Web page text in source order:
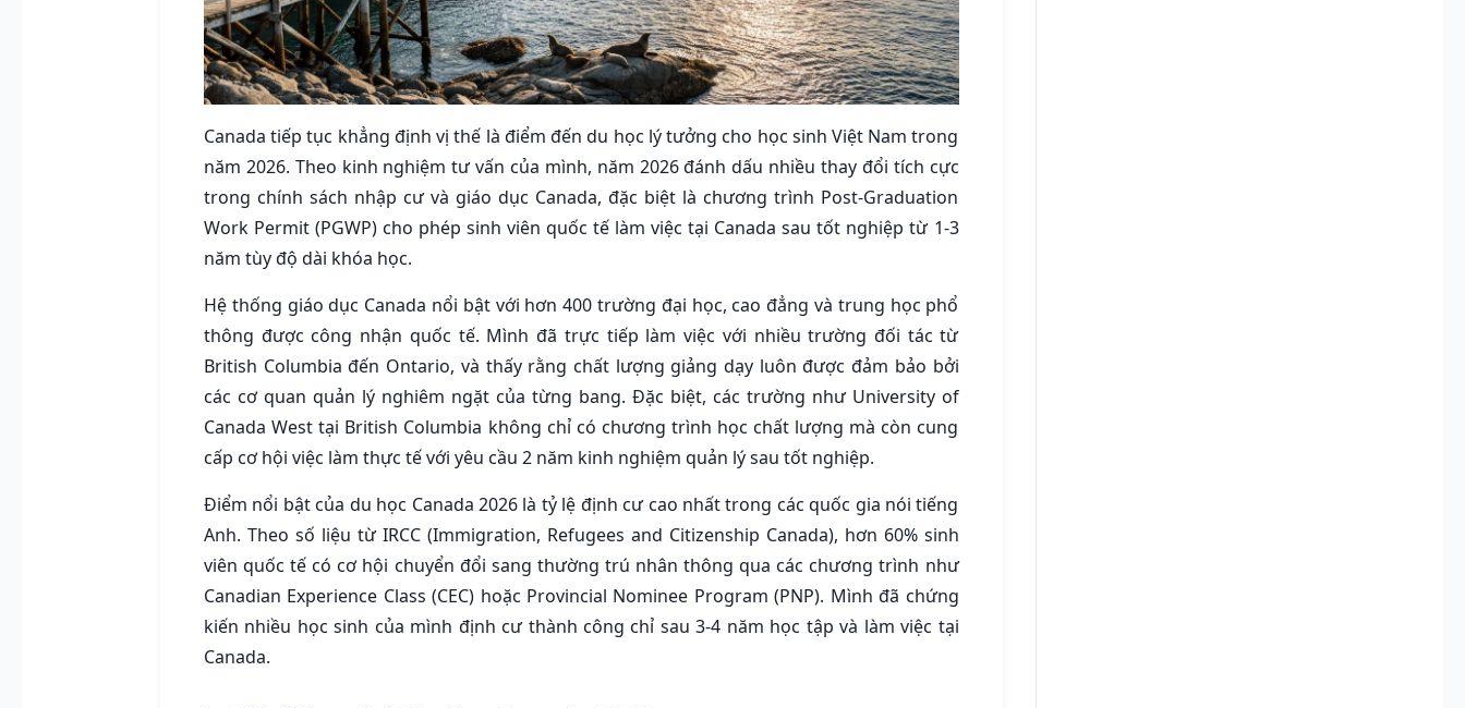
Canada tiếp tục khẳng định vị thế là điểm đến du học lý tưởng cho học sinh Việt Nam trong
năm 2026. Theo kinh nghiệm tư vấn của mình, năm 2026 đánh dấu nhiều thay đổi tích cực
trong chính sách nhập cư và giáo dục Canada, đặc biệt là chương trình Post-Graduation
Work Permit (PGWP) cho phép sinh viên quốc tế làm việc tại Canada sau tốt nghiệp từ 1-3
năm tùy độ dài khóa học.
Hệ thống giáo dục Canada nổi bật với hơn 400 trường đại học, cao đẳng và trung học phổ
thông được công nhận quốc tế. Mình đã trực tiếp làm việc với nhiều trường đối tác từ
British Columbia đến Ontario, và thấy rằng chất lượng giảng dạy luôn được đảm bảo bởi
các cơ quan quản lý nghiêm ngặt của từng bang. Đặc biệt, các trường như University of
Canada West tại British Columbia không chỉ có chương trình học chất lượng mà còn cung
cấp cơ hội việc làm thực tế với yêu cầu 2 năm kinh nghiệm quản lý sau tốt nghiệp.
Điểm nổi bật của du học Canada 2026 là tỷ lệ định cư cao nhất trong các quốc gia nói tiếng
Anh. Theo số liệu từ IRCC (Immigration, Refugees and Citizenship Canada), hơn 60% sinh
viên quốc tế có cơ hội chuyển đổi sang thường trú nhân thông qua các chương trình như
Canadian Experience Class (CEC) hoặc Provincial Nominee Program (PNP). Mình đã chứng
kiến nhiều học sinh của mình định cư thành công chỉ sau 3-4 năm học tập và làm việc tại
Canada.